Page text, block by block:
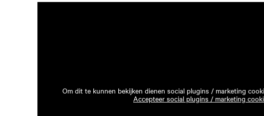
Om dit te kunnen bekijken dienen social plugins / marketing
Accepteer social plugins / marketing